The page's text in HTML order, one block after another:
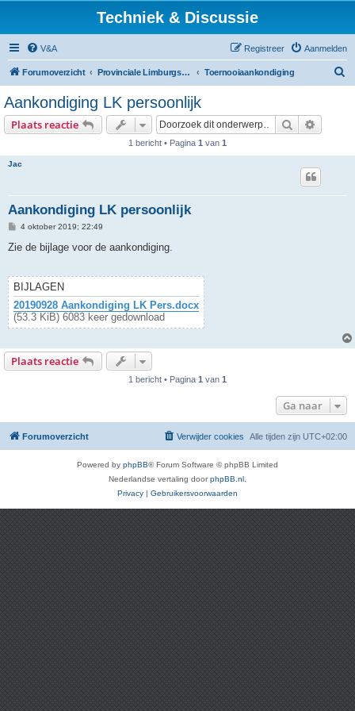
Techniek & Discussie
V&A Aanmelden
Registreer
Forumoverzicht Provinciale Limburgse Dambond Toernooiaankondiging
Aankondiging LK persoonlijk
Plaats reactie Zoek
1 bericht • Pagina 1 van 1
Jac
Aankondiging LK persoonlijk
B
r
t
4 oktober 2019; 22:49
Zie de bijlage voor de aankondiging.
BIJLAGEN
20190928 Aankondiging LK Pers.docx
(53.3 KiB) 6083 keer gedownload
Plaats reactie
1 bericht • Pagina 1 van 1
Ga naar
Forumoverzicht Alle tijden zijn UTC+02:00
Verwijder cookies
Powered by phpBB® Forum Software © phpBB Limited
Nederlandse vertaling doorphpBB.nl
Privacy | Gebruikersvoorwaarden